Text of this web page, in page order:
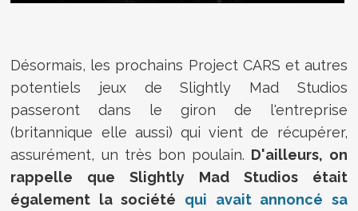
Désormais, les prochains Project CARS et autres
potentiels jeux de Slightly Mad Studios
passeront dans le giron de l'entreprise
(britannique elle aussi) qui vient de récupérer,
assurément, un très bon poulain. D'ailleurs, on
rappelle que Slightly Mad Studios était
également la société qui avait annoncé sa